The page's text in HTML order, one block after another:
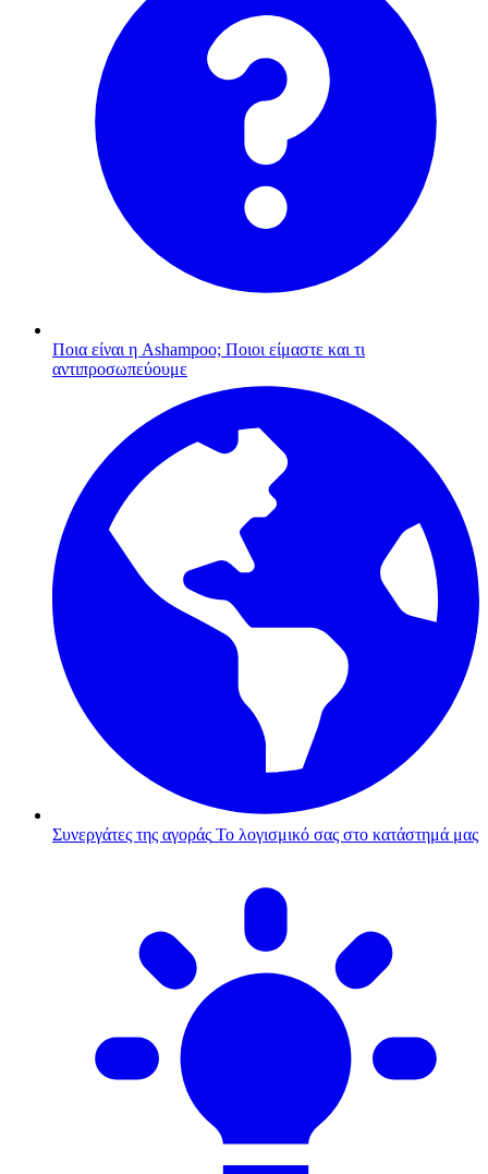
Ποια είναι η Ashampoo; Ποιοι είμαστε και τι
αντιπροσωπεύουμε
Συνεργάτες της αγοράς Το λογισμικό σας στο κατάστημά μας